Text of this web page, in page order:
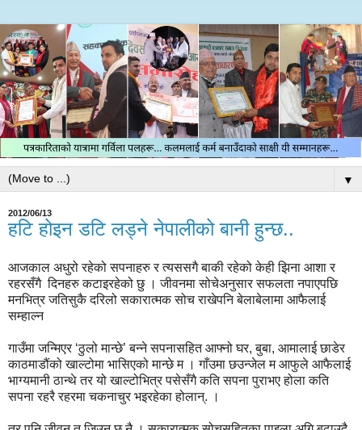
▼
2012/06/13
हटि होइन डटि लड्ने नेपालीको बानी हुन्छ..
आजकाल अधुरो रहेको सपनाहरु र त्यससगै बाकी रहेको केही झिना आशा र
रहरसँगै दिनहरु कटाइरहेको छु । जीवनमा सोचेअनुसार सफलता नपाएपछि
मनभित्र जतिसुकै दरिलो सकारात्मक सोच राखेपनि बेलाबेलामा आफैलाई
सम्हाल्न
गाउँमा जन्मिएर ‘ठुलो मान्छे’ बन्ने सपनासहित आफ्नो घर, बुबा, आमालाई छाडेर
काठमाडौंको खाल्टोमा भासिएको मान्छे म । गाँउमा छउन्जेल म आफुले आफैलाई
भाग्यमानी ठान्थे तर यो खाल्टोभित्र पसेसँगै कति सपना पुराभए होला कति
सपना रहरै रहरमा चकनाचुर भइरहेका होलान्. ।